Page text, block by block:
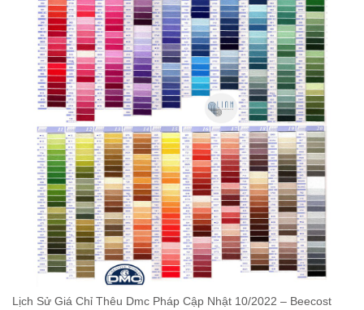
Lịch Sử Giá Chỉ Thêu Dmc Pháp Cập Nhật 10/2022 – Beecost